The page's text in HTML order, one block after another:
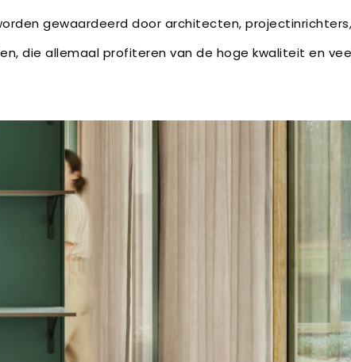
gewaardeerd door architecten,
die allemaal profiteren van de hoge kwaliteit en